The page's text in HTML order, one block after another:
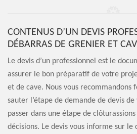
CONTENUS D’UN DEVIS
DÉBARRAS DE GRENIER ET
Le devis d’un professionnel est le
assurer le bon préparatif de votre
et de cave. Nous vous recommandons
sauter l’étape de demande de devis
passer dans une étape de
décisions. Le devis vous informe sur